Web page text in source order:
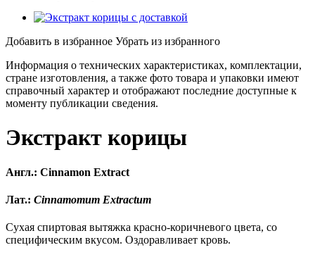
Добавить в избранное Убрать из избранного
Информация о технических характеристиках, комплектации,
стране изготовления, а также фото товара и упаковки имеют
справочный характер и отображают последние доступные к
моменту публикации сведения.
Экстракт корицы
Англ.: Cinnamon Extract
Лат.: Cinnamomum Extractum
Сухая спиртовая вытяжка красно-коричневого цвета, со
специфическим вкусом. Оздоравливает кровь.